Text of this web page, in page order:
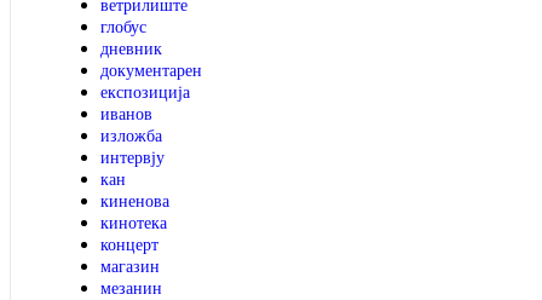
ветрилиште
глобус
дневник
документарен
експозиција
иванов
изложба
интервју
кан
киненова
кинотека
концерт
магазин
мезанин